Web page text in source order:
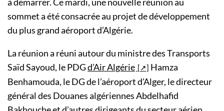
à démarrer. Ce mardi, une nouvelle réunion au
sommet a été consacrée au projet de développement
du plus grand aéroport d’Algérie.
La réunion a réuni autour du ministre des Transports
Saïd Sayoud, le PDGd’Air Algérie
Hamza
Benhamouda, le DG de l’aéroport d’Alger, le directeur
général des Douanes algériennes Abdelhafid